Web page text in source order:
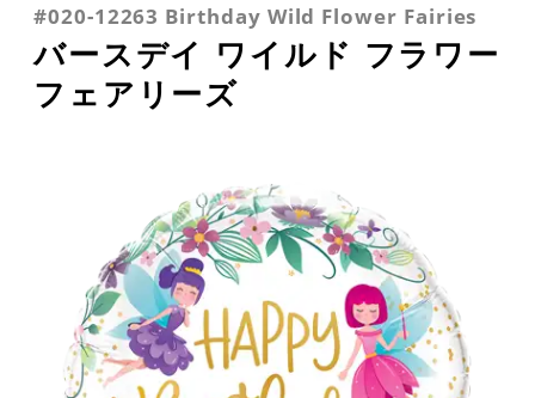
#020-12263 Birthday Wild Flower Fairies
バースデイ ワイルド フラワー
フェアリーズ